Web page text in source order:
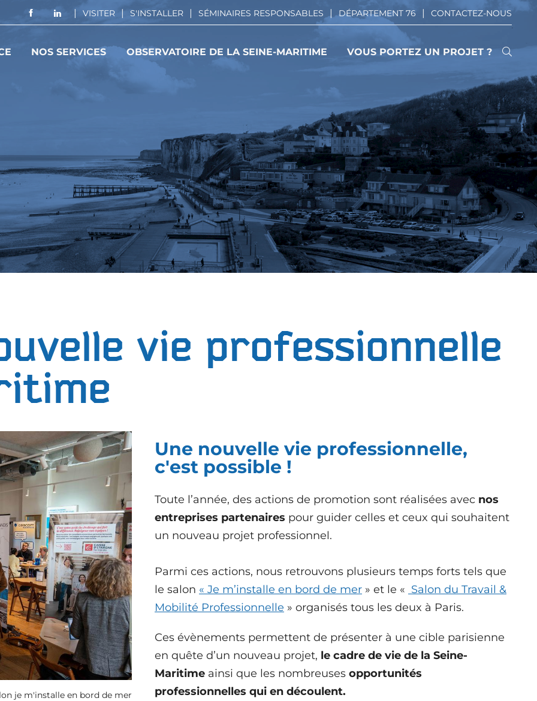
VISITER S'INSTALLER SÉMINAIRES RESPONSABLES DÉPARTEMENT 76 CONTACTEZ-NOUS
NOS SERVICES OBSERVATOIRE DE LA SEINE-MARITIME VOUS PORTEZ UN PROJET ?
vie professionnelle
je m'installe en bord de mer
Une nouvelle vie professionnelle,
c'est possible !
Toute l’année, des actions de promotion sont réalisées avec nos
entreprises partenaires pour guider celles et ceux qui souhaitent
un nouveau projet professionnel.
Parmi ces actions, nous retrouvons plusieurs temps forts tels que
le salon « Je m’installe en bord de mer » et le « Salon du Travail &
Mobilité Professionnelle » organisés tous les deux à Paris.
Ces évènements permettent de présenter à une cible parisienne
en quête d’un nouveau projet, le cadre de vie de la Seine-
Maritime ainsi que les nombreuses opportunités
professionnelles qui en découlent.